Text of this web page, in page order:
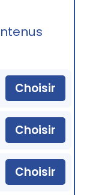
Choisir
Choisir
Choisir